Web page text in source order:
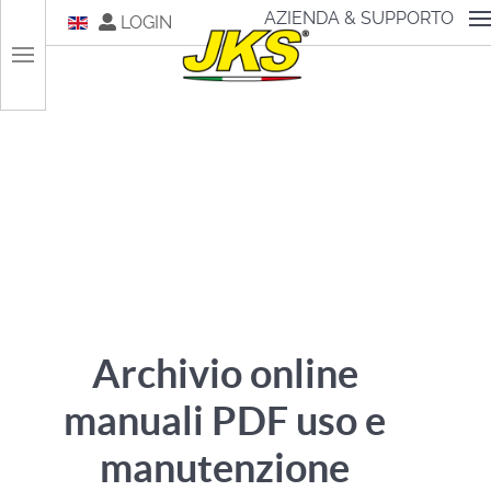
Seleziona la tua lingua
LOGIN AZIENDA & SUPPORTO
Archivio online
manuali PDF uso e
manutenzione